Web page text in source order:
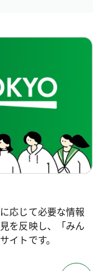
応じて必要な情報
を反映し、「みん
イトです。